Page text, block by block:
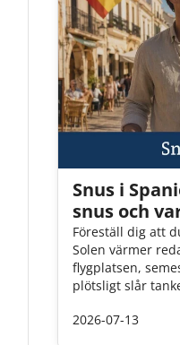
Snus i
snus och
Föreställ dig att
Solen värmer
flygplatsen,
plötsligt slår
den här guiden
2026-07-13